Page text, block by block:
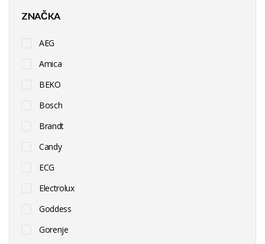
ZNAČKA
AEG
Amica
BEKO
Bosch
Brandt
Candy
ECG
Electrolux
Goddess
Gorenje